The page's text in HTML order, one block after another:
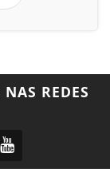
NAS REDES